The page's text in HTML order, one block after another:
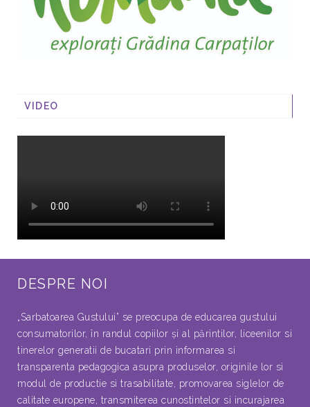
VIDEO
DESPRE NOI
„Sarbatoarea Gustului” se preocupa de educarea gustului
consumatorilor, în randul copiilor şi al părintilor, liceenilor si
tinerelor generatii de bucatari prin informarea si
transparenta pedagogica asupra produselor, originile lor si
modul de productie si trasabilitate, promovarea siglelor de
calitate europene, transmiterea cunostintelor si incurajarea